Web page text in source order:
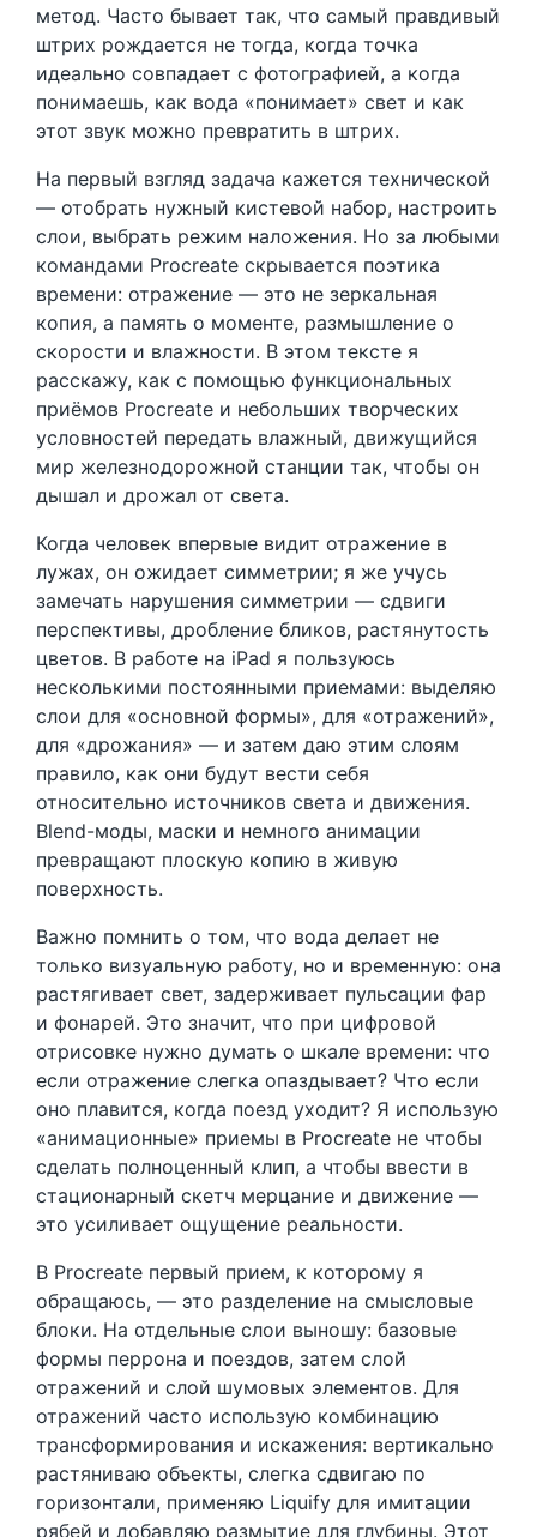
метод. Часто бывает так, что самый правдивый
штрих рождается не тогда, когда точка
идеально совпадает с фотографией, а когда
понимаешь, как вода «понимает» свет и как
этот звук можно превратить в штрих.
На первый взгляд задача кажется технической
— отобрать нужный кистевой набор, настроить
слои, выбрать режим наложения. Но за любыми
командами Procreate скрывается поэтика
времени: отражение — это не зеркальная
копия, а память о моменте, размышление о
скорости и влажности. В этом тексте я
расскажу, как с помощью функциональных
приёмов Procreate и небольших творческих
условностей передать влажный, движущийся
мир железнодорожной станции так, чтобы он
дышал и дрожал от света.
Когда человек впервые видит отражение в
лужах, он ожидает симметрии; я же учусь
замечать нарушения симметрии — сдвиги
перспективы, дробление бликов, растянутость
цветов. В работе на iPad я пользуюсь
несколькими постоянными приемами: выделяю
слои для «основной формы», для «отражений»,
для «дрожания» — и затем даю этим слоям
правило, как они будут вести себя
относительно источников света и движения.
Blend-моды, маски и немного анимации
превращают плоскую копию в живую
поверхность.
Важно помнить о том, что вода делает не
только визуальную работу, но и временную: она
растягивает свет, задерживает пульсации фар
и фонарей. Это значит, что при цифровой
отрисовке нужно думать о шкале времени: что
если отражение слегка опаздывает? Что если
оно плавится, когда поезд уходит? Я использую
«анимационные» приемы в Procreate не чтобы
сделать полноценный клип, а чтобы ввести в
стационарный скетч мерцание и движение —
это усиливает ощущение реальности.
В Procreate первый прием, к которому я
обращаюсь, — это разделение на смысловые
блоки. На отдельные слои выношу: базовые
формы перрона и поездов, затем слой
отражений и слой шумовых элементов. Для
отражений часто использую комбинацию
трансформирования и искажения: вертикально
растяниваю объекты, слегка сдвигаю по
горизонтали, применяю Liquify для имитации
рябей и добавляю размытие для глубины. Этот